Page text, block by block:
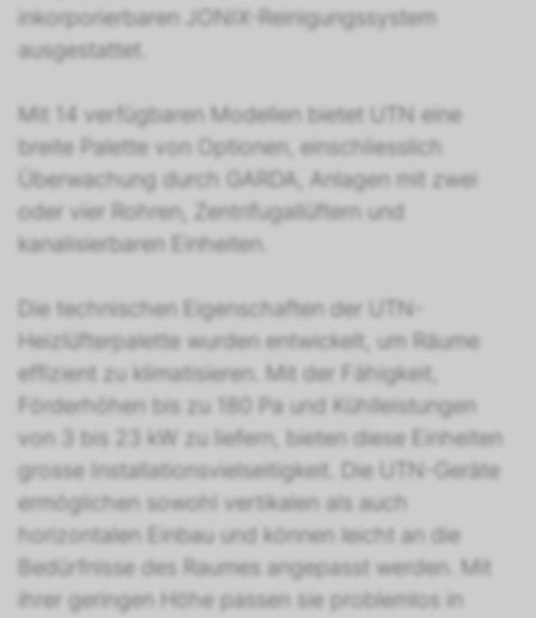
inkorporierbaren JONIX-Reinigungssystem
ausgestattet.
Mit 14 verfügbaren Modellen bietet UTN eine
breite Palette von Optionen, einschliesslich
Überwachung durch GARDA, Anlagen mit zwei
oder vier Rohren, Zentrifugallüftern und
kanalisierbaren Einheiten.
Die technischen Eigenschaften der UTN-
Heizlüfterpalette wurden entwickelt, um Räume
effizient zu klimatisieren. Mit der Fähigkeit,
Förderhöhen bis zu 180 Pa und Kühlleistungen
von 3 bis 23 kW zu liefern, bieten diese Einheiten
grosse Installationsvielseitigkeit. Die UTN-Geräte
ermöglichen sowohl vertikalen als auch
horizontalen Einbau und können leicht an die
Bedürfnisse des Raumes angepasst werden. Mit
ihrer geringen Höhe passen sie problemlos in